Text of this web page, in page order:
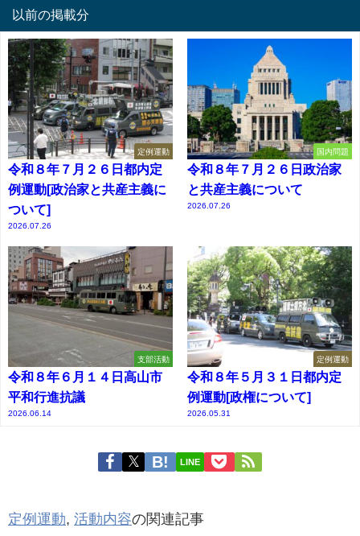
以前の掲載分
定例運動
令和８年７月２６日都内定
例運動[政治家と共産主義に
ついて]
2026.07.26
国内問題
令和８年７月２６日政治家
と共産主義について
2026.07.26
支部活動
令和８年６月１４日高山市
平和行進抗議
2026.06.14
定例運動
令和８年５月３１日都内定
例運動[政権について]
2026.05.31
LINE
定例運動, 活動内容の関連記事